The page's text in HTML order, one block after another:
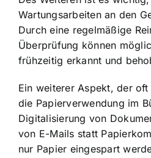
Wartungsarbeiten an den
Durch eine regelmäßige
Überprüfung können
frühzeitig erkannt und
Ein weiterer Aspekt, der
die Papierverwendung im
Digitalisierung von
von E-Mails statt
nur Papier eingespart